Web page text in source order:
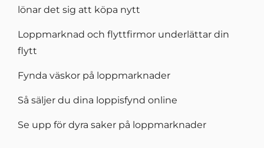
lönar det sig att köpa nytt
Loppmarknad och flyttfirmor underlättar din
flytt
Fynda väskor på loppmarknader
Så säljer du dina loppisfynd online
Se upp för dyra saker på loppmarknader